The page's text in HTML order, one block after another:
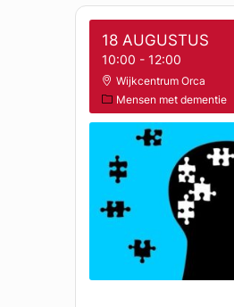
18 AUGUSTUS
10:00 - 12:00
Wijkcentrum Orca
Mensen met dementie